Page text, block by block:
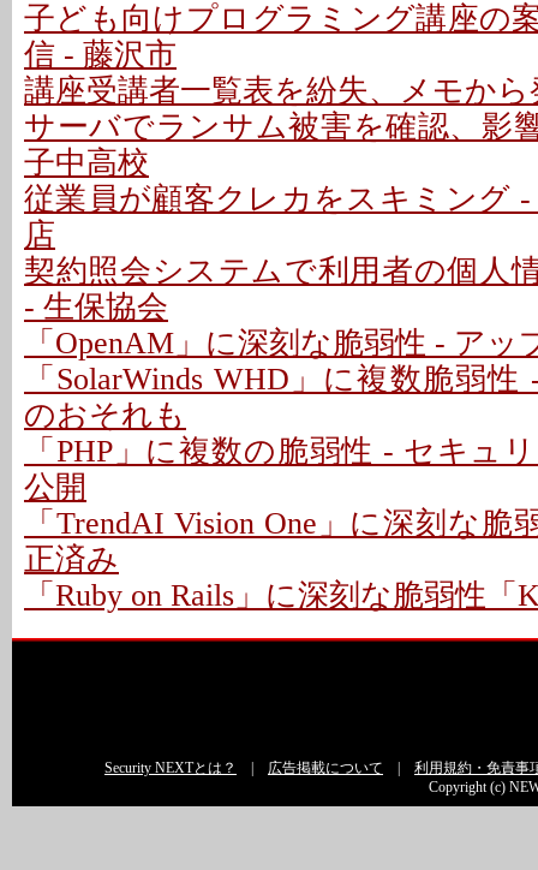
子ども向けプログラミング講座の
信 - 藤沢市
講座受講者一覧表を紛失、メモか
サーバでランサム被害を確認、影
子中高校
従業員が顧客クレカをスキミング
店
契約照会システムで利用者の個人
- 生保協会
「OpenAM」に深刻な脆弱性 - ア
「SolarWinds WHD」に複数脆弱
のおそれも
「PHP」に複数の脆弱性 - セキュ
公開
「TrendAI Vision One」に深刻な脆
正済み
「Ruby on Rails」に深刻な脆弱性「
Security NEXTとは？ 広告掲載について
利用規約・免責事
Copyright (c)